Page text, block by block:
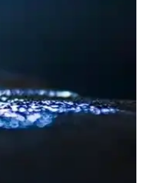
tipine uygun modeller